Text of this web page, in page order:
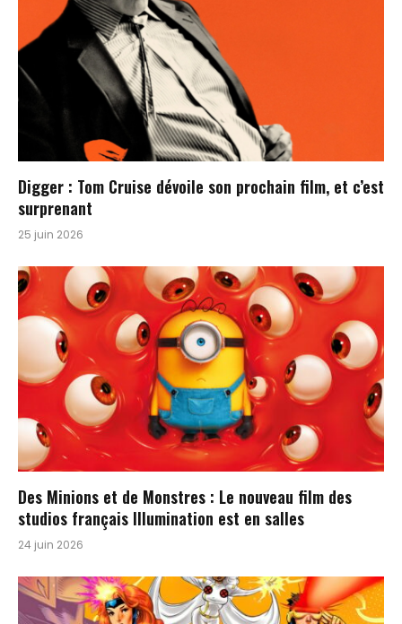
Digger : Tom Cruise dévoile son prochain film, et c’est
surprenant
25 juin 2026
Des Minions et de Monstres : Le nouveau film des
studios français Illumination est en salles
24 juin 2026